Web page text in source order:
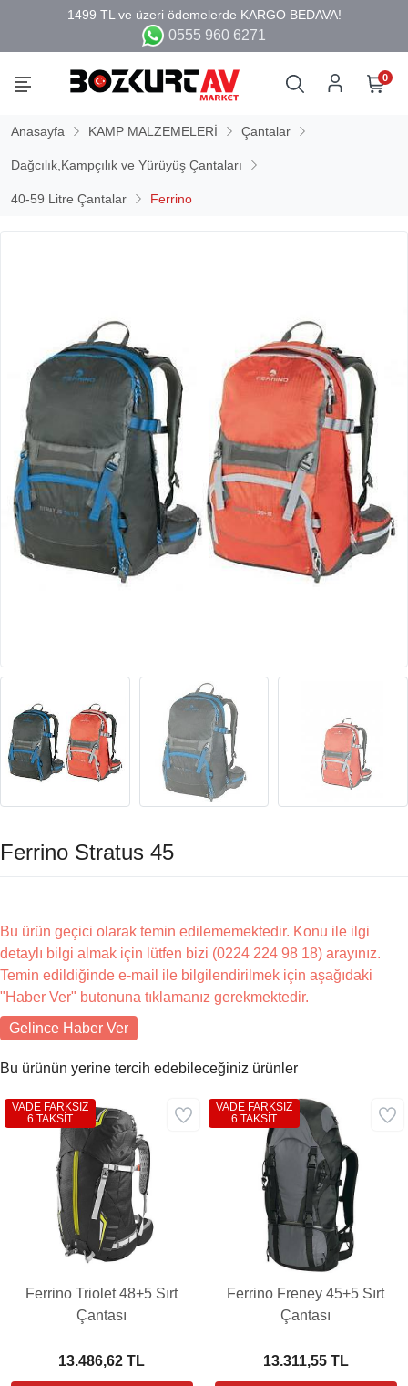
0555 960 6271
0
Anasayfa KAMP MALZEMELERİ Çantalar
Dağcılık,Kampçılık ve Yürüyüş Çantaları
40-59 Litre Çantalar Ferrino
Ferrino Stratus 45
Bu ürün geçici olarak temin edilememektedir. Konu ile ilgi
detaylı bilgi almak için lütfen bizi (0224 224 98 18) arayınız.
Temin edildiğinde e-mail ile bilgilendirilmek için aşağıdaki
"Haber Ver" butonuna tıklamanız gerekmektedir.
Gelince Haber Ver
Bu ürünün yerine tercih edebileceğiniz ürünler
Ferrino Triolet 48+5 Sırt
Çantası
13.486,62 TL
VADE FARKSIZ
6 TAKSİT
Ferrino Freney 45+5 Sırt
Çantası
13.311,55 TL
VADE FARKSIZ
6 TAKSİT